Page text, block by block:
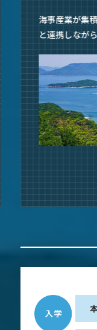
海事産業が集
と連携しなが